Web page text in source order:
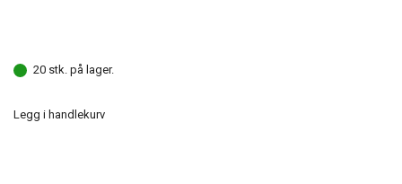
20 stk. på lager.
Legg i handlekurv